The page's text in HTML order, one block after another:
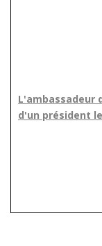
L'ambassadeur
d'un président